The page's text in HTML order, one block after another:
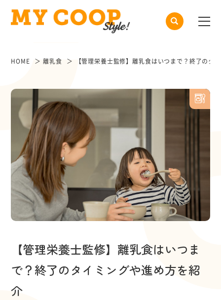
HOME 離乳食 【管理栄養士監修】離乳食はいつまで？終了のタ
【管理栄養士監修】離乳食はいつま
で？終了のタイミングや進め方を紹
介